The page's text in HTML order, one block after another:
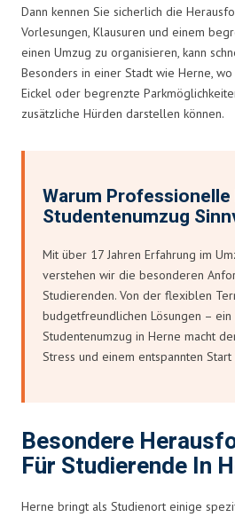
Dann kennen Sie sicherlich die
Vorlesungen, Klausuren und einem
einen Umzug zu organisieren, kann
Besonders in einer Stadt wie Herne,
Eickel oder begrenzte
zusätzliche Hürden darstellen können.
Warum
Studentenumzug
Mit über 17 Jahren Erfahrung im
verstehen wir die besonderen
Studierenden. Von der flexiblen
budgetfreundlichen Lösungen –
Studentenumzug in Herne macht
Stress und einem entspannten
Besondere
Für Studierende In
Herne bringt als Studienort einige